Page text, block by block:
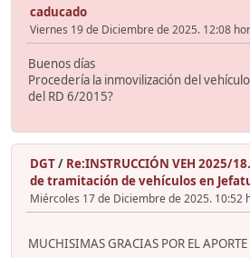
caducado
Viernes 19 de Diciembre de 2025. 12:08
Buenos días
Procedería la inmovilización del
del RD 6/2015?
DGT/ Re:INSTRUCCIÓN VEH 2025/
de tramitación de vehículos en
Miércoles 17 de Diciembre de 2025. 10:52
MUCHISIMAS GRACIAS POR EL APORTE